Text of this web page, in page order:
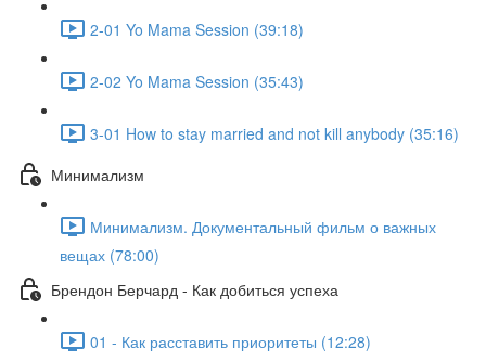
2-01 Yo Mama Session (39:18)
2-02 Yo Mama Session (35:43)
3-01 How to stay married and not kill anybody (35:16)
Минимализм
Минимализм. Документальный фильм о важных
вещах (78:00)
Брендон Берчард - Как добиться успеха
01 - Как расставить приоритеты (12:28)